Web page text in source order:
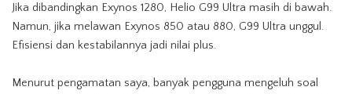
Jika dibandingkan Exynos 1280, Helio G99 Ultra masih di bawah.
Namun, jika melawan Exynos 850 atau 880, G99 Ultra unggul.
Efisiensi dan kestabilannya jadi nilai plus.
Menurut pengamatan saya, banyak pengguna mengeluh soal